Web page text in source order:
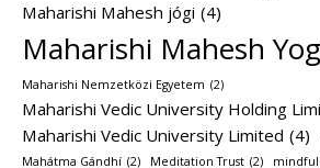
Maharishi Mahesh jógi (4)
Maharishi Mahesh
Maharishi Nemzetközi Egyetem (2)
Maharishi Vedic University Holding
Maharishi Vedic University Limited (4)
Mahátma Gándhí (2) Meditation Trust (2)